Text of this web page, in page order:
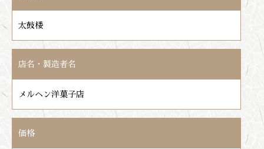
太鼓楼
店名・製造者名
メルヘン洋菓子店
価格